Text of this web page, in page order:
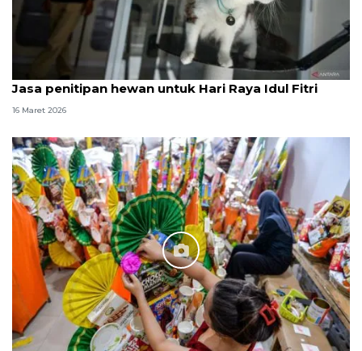
Jasa penitipan hewan untuk Hari Raya Idul Fitri
16 Maret 2026